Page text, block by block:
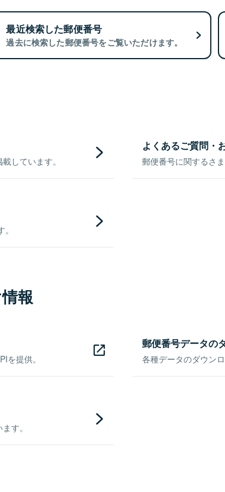
最近検索した郵便番号
過去に検索した郵便番号をご覧いただけます。
しています。
よくあるご質問・
郵便番号に関するさ
報
を提供。
郵便番号データの
各種データのダウン
す。